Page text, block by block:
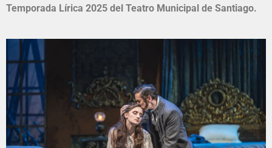
Temporada Lírica 2025 del Teatro Municipal de Santiago.